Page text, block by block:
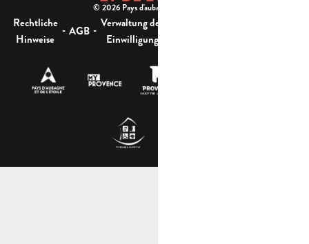
© 2026 Pays d'aubagne et de l'étoile -
Rechtliche
Hinweise
- AGB - Verwaltung der
Einwilligung